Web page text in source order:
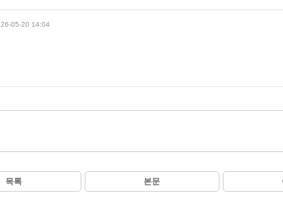
26-05-20 14:04
목록 본문